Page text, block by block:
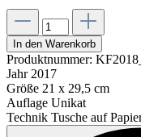
In den Warenkorb
Produktnummer:
Jahr 2017
Größe 21 x 29,5 cm
Auflage Unikat
Technik Tusche auf